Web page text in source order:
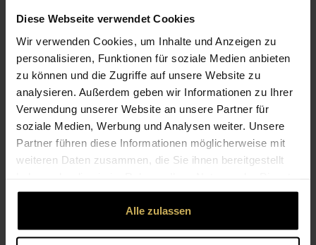
Diese Webseite verwendet Cookies
Wir verwenden Cookies, um Inhalte und Anzeigen zu
personalisieren, Funktionen für soziale Medien anbieten
zu können und die Zugriffe auf unsere Website zu
analysieren. Außerdem geben wir Informationen zu Ihrer
Verwendung unserer Website an unsere Partner für
soziale Medien, Werbung und Analysen weiter. Unsere
Partner führen diese Informationen möglicherweise mit
weiteren Daten zusammen, die Sie ihnen bereitgestellt
gesammelt haben.
Alle zulassen
CONTACT
Anastasia Krukov
Anastasia Krukov
Dortmunder Str. 1
44536 Lünen
02306-763 70 89
blumen-cafe@web.de